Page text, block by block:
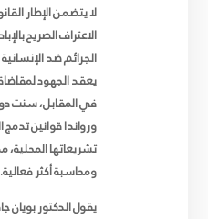
لا يتضمن الإطار
الاعتراف الصريح
الجرائم ضد
يعقد الجهود
في المقابل، سنت
ورواندا قوانين تدمج
تشريعاتها
ومحاسبة أكثر فعالية.
يقول الدكتور